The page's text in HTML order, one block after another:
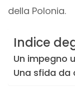
della Polonia.
Indice
Un impegno
Una sfida da